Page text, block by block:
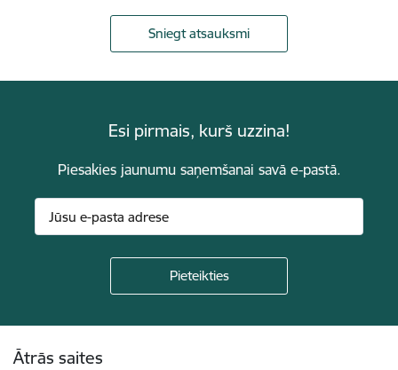
Sniegt atsauksmi
Esi pirmais, kurš uzzina!
Piesakies jaunumu saņemšanai savā e-pastā.
Ātrās saites